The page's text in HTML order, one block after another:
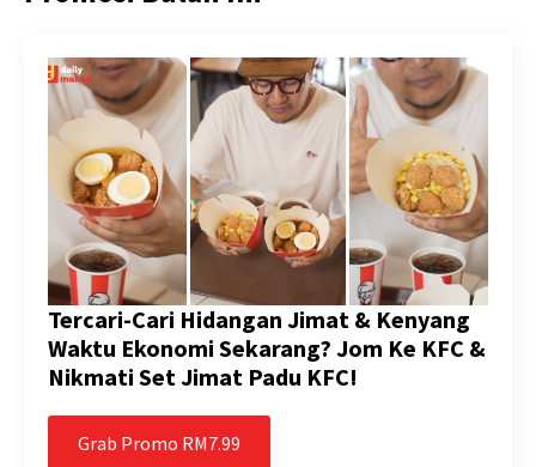
Tercari-Cari Hidangan Jimat & Kenyang
Waktu Ekonomi Sekarang? Jom Ke KFC &
Nikmati Set Jimat Padu KFC!
Grab Promo RM7.99